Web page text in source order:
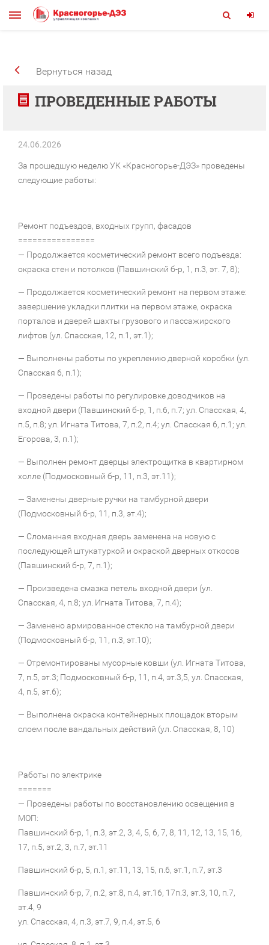
Вернуться назад
ПРОВЕДЕННЫЕ РАБОТЫ
24.06.2026
За прошедшую неделю УК «Красногорье-ДЭЗ» проведены
следующие работы:
Ремонт подъездов, входных групп, фасадов
================
— Продолжается косметический ремонт всего подъезда:
окраска стен и потолков (Павшинский б-р, 1, п.3, эт. 7, 8);
— Продолжается косметический ремонт на первом этаже:
завершение укладки плитки на первом этаже, окраска
порталов и дверей шахты грузового и пассажирского
лифтов (ул. Спасская, 12, п.1, эт.1);
— Выполнены работы по укреплению дверной коробки (ул.
Спасская 6, п.1);
— Проведены работы по регулировке доводчиков на
входной двери (Павшинский б-р, 1, п.6, п.7; ул. Спасская, 4,
п.5, п.8; ул. Игната Титова, 7, п.2, п.4; ул. Спасская 6, п.1; ул.
Егорова, 3, п.1);
— Выполнен ремонт дверцы электрощитка в квартирном
холле (Подмосковный б-р, 11, п.3, эт.11);
— Заменены дверные ручки на тамбурной двери
(Подмосковный б-р, 11, п.3, эт.4);
— Сломанная входная дверь заменена на новую c
последующей штукатуркой и окраской дверных откосов
(Павшинский б-р, 7, п.1);
— Произведена смазка петель входной двери (ул.
Спасская, 4, п.8; ул. Игната Титова, 7, п.4);
— Заменено армированное стекло на тамбурной двери
(Подмосковный б-р, 11, п.3, эт.10);
— Отремонтированы мусорные ковши (ул. Игната Титова,
7, п.5, эт.3; Подмосковный б-р, 11, п.4, эт.3,5, ул. Спасская,
4, п.5, эт.6);
— Выполнена окраска контейнерных площадок вторым
слоем после вандальных действий (ул. Спасская, 8, 10)
Работы по электрике
=======
— Проведены работы по восстановлению освещения в
МОП:
Павшинский б-р, 1, п.3, эт.2, 3, 4, 5, 6, 7, 8, 11, 12, 13, 15, 16,
17, п.5, эт.2, 3, п.7, эт.11
Павшинский б-р, 5, п.1, эт.11, 13, 15, п.6, эт.1, п.7, эт.3
Павшинский б-р, 7, п.2, эт.8, п.4, эт.16, 17п.3, эт.3, 10, п.7,
эт.4, 9
ул. Спасская, 4, п.3, эт.7, 9, п.4, эт.5, 6